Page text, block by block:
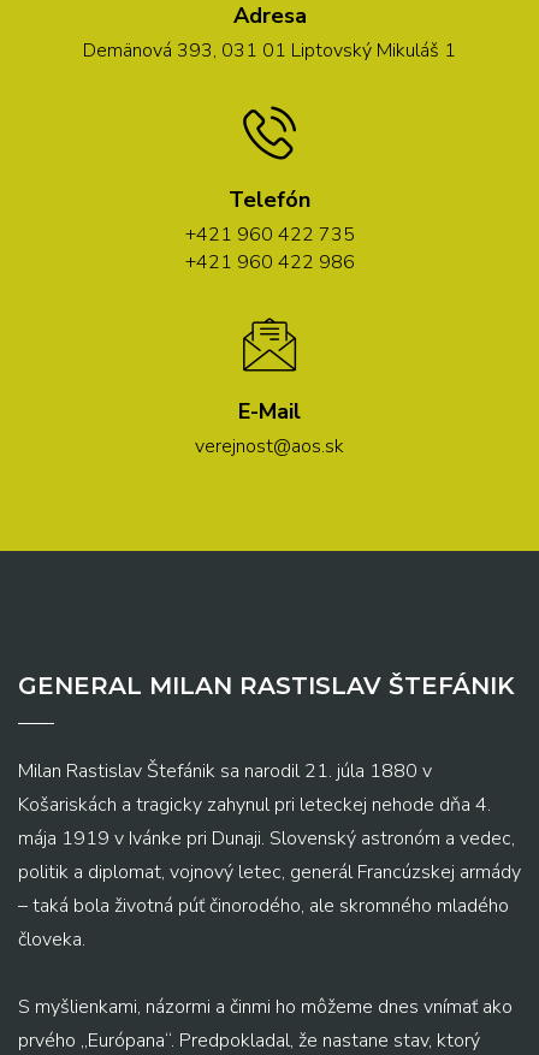
Adresa
Demänová 393, 031 01 Liptovský Mikuláš 1
Telefón
+421 960 422 735
+421 960 422 986
E-Mail
verejnost@aos.sk
GENERAL MILAN RASTISLAV ŠTEFÁNIK
Milan Rastislav Štefánik sa narodil 21. júla 1880 v
Košariskách a tragicky zahynul pri leteckej nehode dňa 4.
mája 1919 v Ivánke pri Dunaji. Slovenský astronóm a vedec,
politik a diplomat, vojnový letec, generál Francúzskej armády
– taká bola životná púť činorodého, ale skromného mladého
človeka.
S myšlienkami, názormi a činmi ho môžeme dnes vnímať ako
prvého „Európana“. Predpokladal, že nastane stav, ktorý